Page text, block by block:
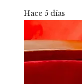
Hace 5 días